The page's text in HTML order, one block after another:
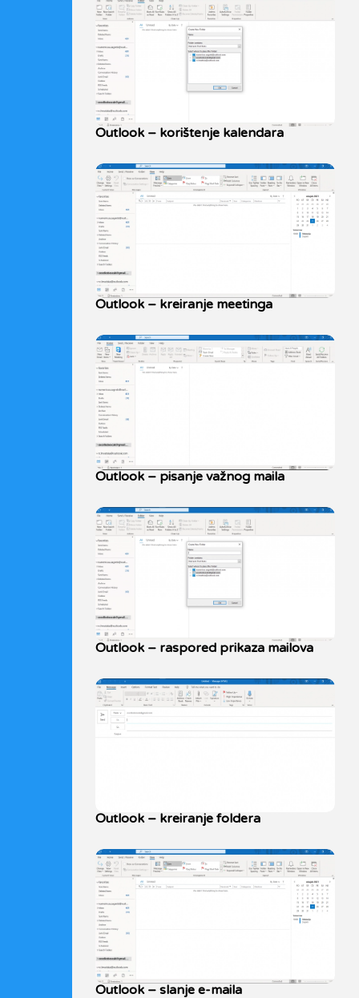
Outlook – korištenje kalendara
Outlook – kreiranje meetinga
Outlook – pisanje važnog maila
Outlook – raspored prikaza mailova
Outlook – kreiranje foldera
Outlook – slanje e-maila